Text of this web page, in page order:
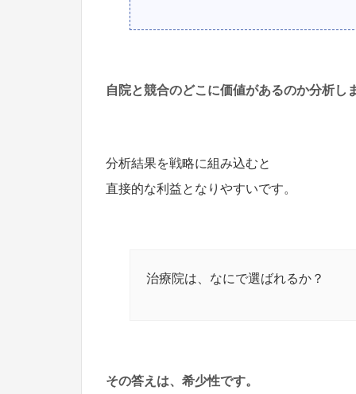
自院と競合のどこに価値があるのか分析し
分析結果を戦略に組み込むと
直接的な利益となりやすいです。
治療院は、なにで選ばれるか？
その答えは、希少性です。